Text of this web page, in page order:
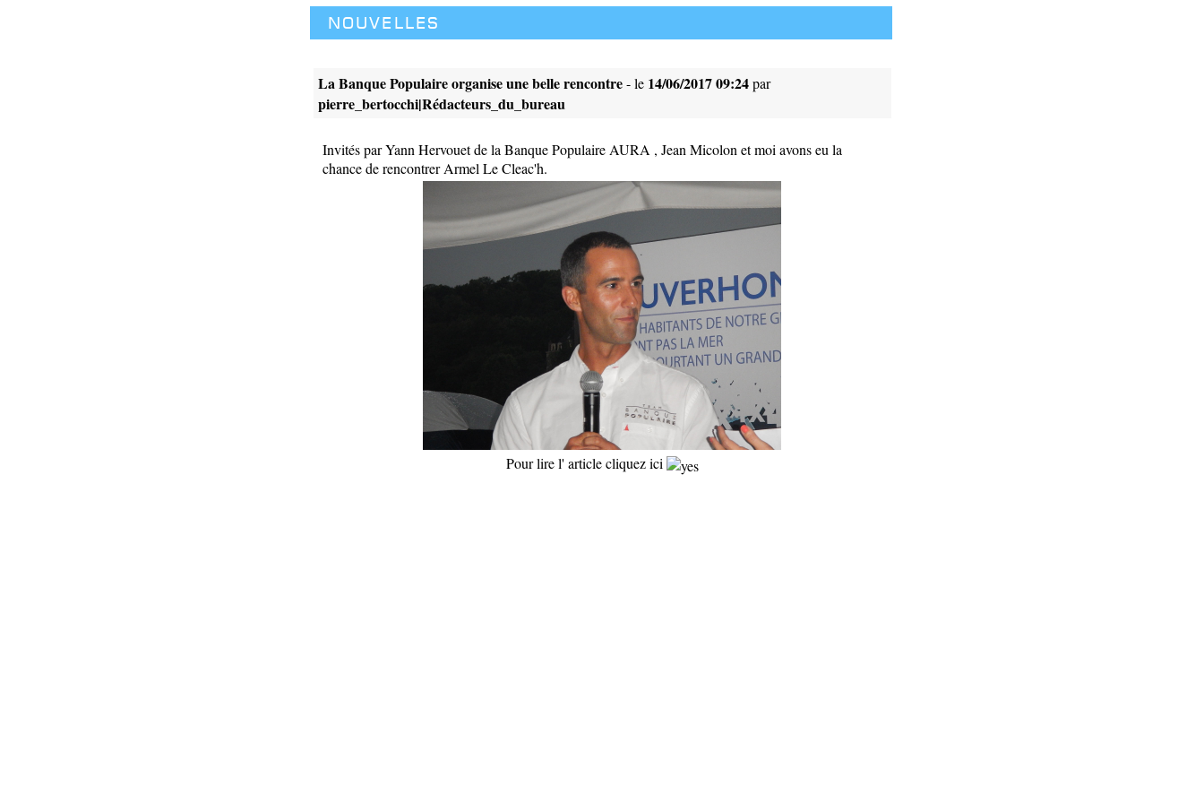
Nouvelles
La Banque Populaire organise une belle rencontre- le 14/06/2017 09:24par
pierre_bertocchi|Rédacteurs_du_bureau
Invités par Yann Hervouet de la Banque Populaire AURA , Jean Micolon et moi avons eu la
chance de rencontrer Armel Le Cleac'h.
Pour lire l' article cliquez ici